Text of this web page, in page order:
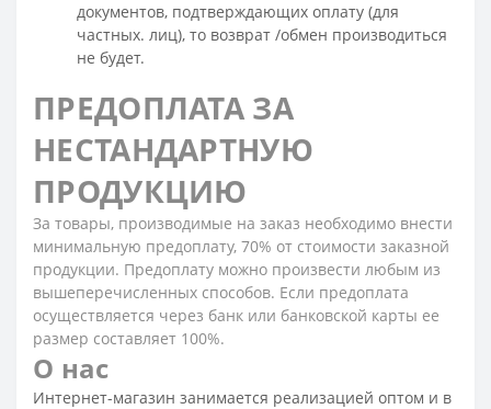
документов, подтверждающих оплату (для
частных. лиц), то возврат /обмен производиться
не будет.
ПРЕДОПЛАТА ЗА
НЕСТАНДАРТНУЮ
ПРОДУКЦИЮ
За товары, производимые на заказ необходимо внести
минимальную предоплату, 70% от стоимости заказной
продукции. Предоплату можно произвести любым из
вышеперечисленных способов. Если предоплата
осуществляется через банк или банковской карты ее
размер составляет 100%.
О нас
Интернет-магазин занимается реализацией оптом и в